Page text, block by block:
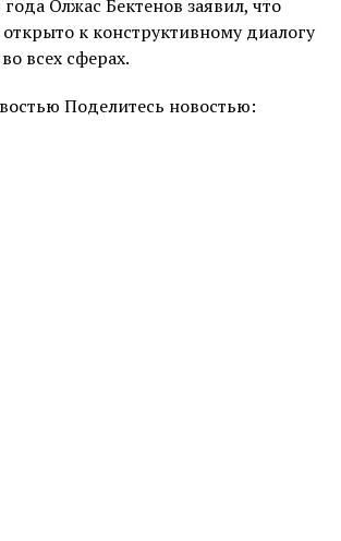
Олжас Бектенов заявил, что
к конструктивному диалогу
всех сферах.
Поделитесь новостью: